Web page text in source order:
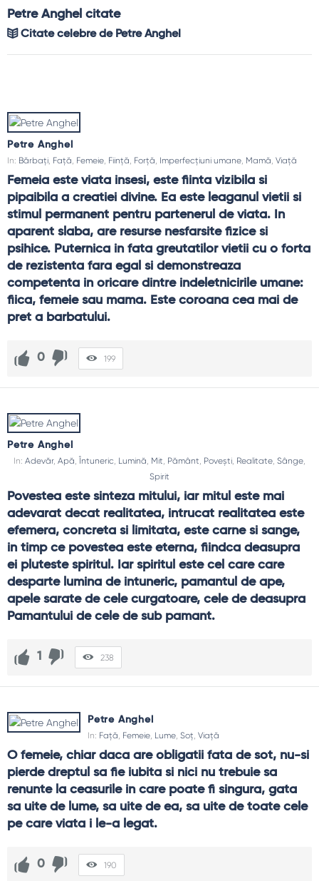
Petre Anghel citate
Citate celebre de Petre Anghel
Petre Anghel
In: Bărbați Față Femeie Ființă Forță Imperfecțiuni umane Mamă Viață
Femeia este viata insesi, este fiinta vizibila si
pipaibila a creatiei divine. Ea este leaganul vietii si
stimul permanent pentru partenerul de viata. In
aparent slaba, are resurse nesfarsite fizice si
psihice. Puternica in fata greutatilor vietii cu o forta
de rezistenta fara egal si demonstreaza
competenta in oricare dintre indeletnicirile umane:
fiica, femeie sau mama. Este coroana cea mai de
pret a barbatului.
0 199
Petre Anghel
In: Adevăr, Apă, Întuneric, Lumină, Mit, Pământ, Povești, Realitate, Sânge,
Spirit
Povestea este sinteza mitului, iar mitul este mai
adevarat decat realitatea, intrucat realitatea este
efemera, concreta si limitata, este carne si sange,
in timp ce povestea este eterna, fiindca deasupra
ei pluteste spiritul. Iar spiritul este cel care care
desparte lumina de intuneric, pamantul de ape,
apele sarate de cele curgatoare, cele de deasupra
Pamantului de cele de sub pamant.
1 238
Petre Anghel
In: Față, Femeie, Lume, Soț, Viață
O femeie, chiar daca are obligatii fata de sot, nu-si
pierde dreptul sa fie iubita si nici nu trebuie sa
renunte la ceasurile in care poate fi singura, gata
sa uite de lume, sa uite de ea, sa uite de toate cele
pe care viata i le-a legat.
0 190